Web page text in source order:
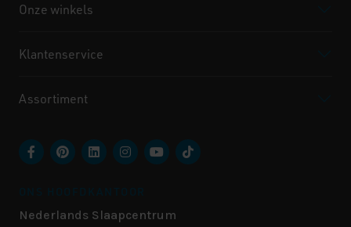
Onze winkels
Klantenservice
Assortiment
Nederlands Slaapcentrum